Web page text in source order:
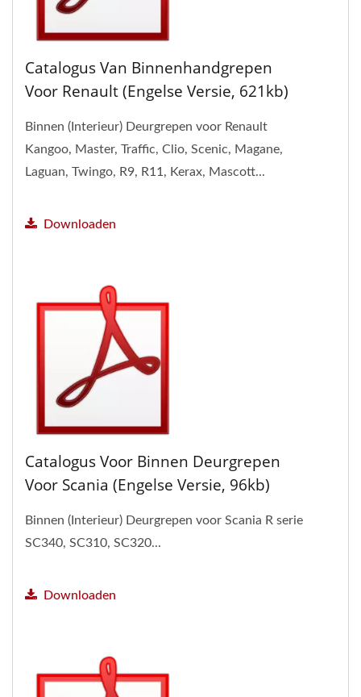
Catalogus Van Binnenhandgrepen
Voor Renault (Engelse Versie, 621kb)
Binnen (Interieur) Deurgrepen voor Renault
Kangoo, Master, Traffic, Clio, Scenic, Magane,
Laguan, Twingo, R9, R11, Kerax, Mascott...
Downloaden
Catalogus Voor Binnen Deurgrepen
Voor Scania (Engelse Versie, 96kb)
Binnen (Interieur) Deurgrepen voor Scania R serie
SC340, SC310, SC320...
Downloaden